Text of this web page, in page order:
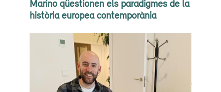
Marino qüestionen els paradigmes de la
història europea contemporània